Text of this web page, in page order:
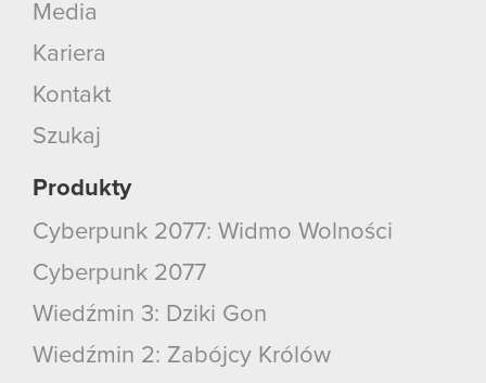
Media
Kariera
Kontakt
Szukaj
Produkty
Cyberpunk 2077: Widmo Wolności
Cyberpunk 2077
Wiedźmin 3: Dziki Gon
Wiedźmin 2: Zabójcy Królów